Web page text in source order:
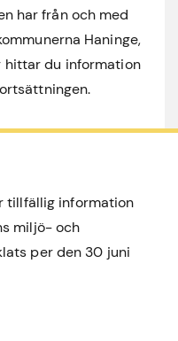
har från och med
Haninge,
hittar du information
tillfällig information
miljö- och
per den 30 juni